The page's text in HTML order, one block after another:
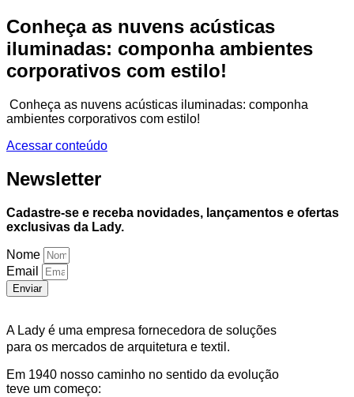
Conheça as nuvens acústicas
iluminadas: componha ambientes
corporativos com estilo!
Conheça as nuvens acústicas iluminadas: componha
ambientes corporativos com estilo!
Acessar conteúdo
Newsletter
Cadastre-se e receba novidades, lançamentos e ofertas
exclusivas da Lady.
Nome
Email
Enviar
A Lady é uma empresa fornecedora de soluções
para os mercados de arquitetura e textil.
Em 1940 nosso caminho no sentido da evolução
teve um começo: